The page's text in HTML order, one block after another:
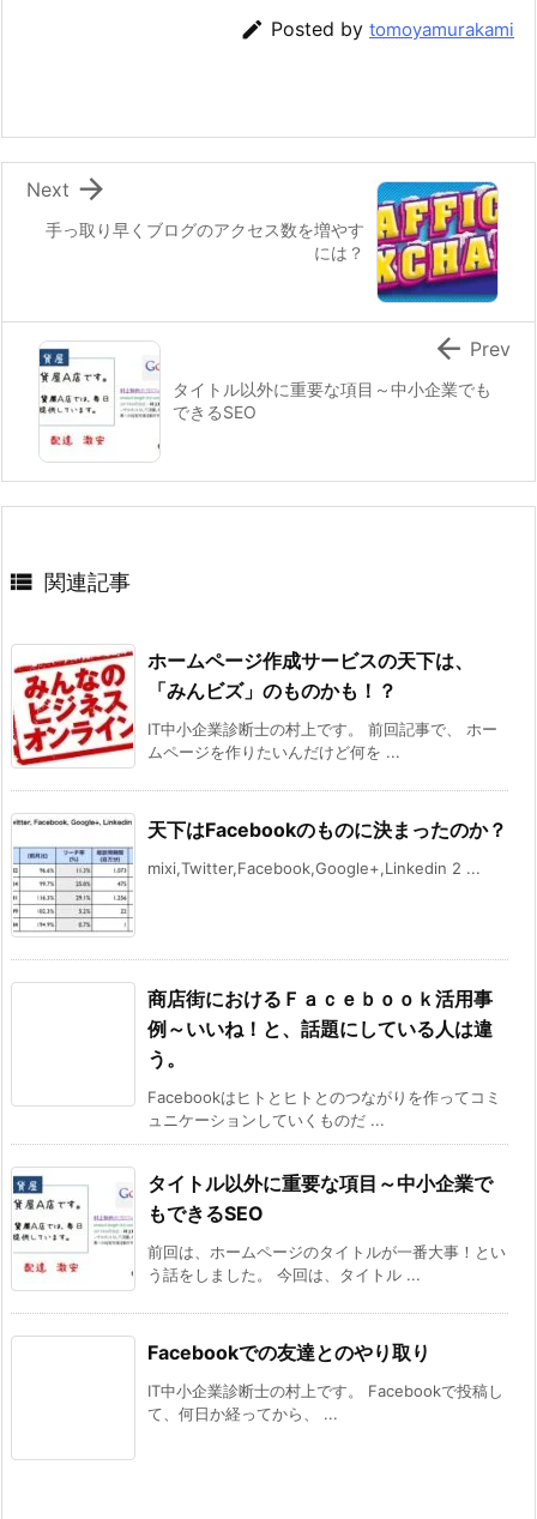
 Posted by tomoyamurakami
手っ取り早くブログのアクセス数を増やす
には？

Next
タイトル以外に重要な項目～中小企業でも
できるSEO
 Prev
 関連記事
ホームページ作成サービスの天下は、
「みんビズ」のものかも！？
IT中小企業診断士の村上です。 前回記事で、 ホー
ムページを作りたいんだけど何を ...
天下はFacebookのものに決まったのか？
mixi,Twitter,Facebook,Google+,Linkedin 2 ...
商店街におけるＦａｃｅｂｏｏｋ活用事
例～いいね！と、話題にしている人は違
う。
Facebookはヒトとヒトとのつながりを作ってコミ
ュニケーションしていくものだ ...
タイトル以外に重要な項目～中小企業で
もできるSEO
前回は、ホームページのタイトルが一番大事！とい
う話をしました。 今回は、タイトル ...
Facebookでの友達とのやり取り
IT中小企業診断士の村上です。 Facebookで投稿し
て、何日か経ってから、 ...